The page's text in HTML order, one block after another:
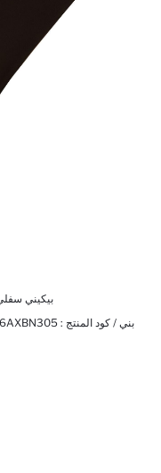
بيكيني
بني / كود المنتج :